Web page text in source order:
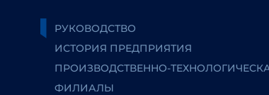
РУКОВОДСТВО
ИСТОРИЯ ПРЕДПРИЯТИЯ
ПРОИЗВОДСТВЕННО-
ФИЛИАЛЫ